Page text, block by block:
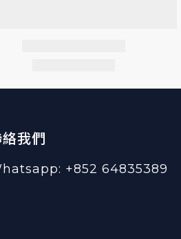
我們
+852 64835389